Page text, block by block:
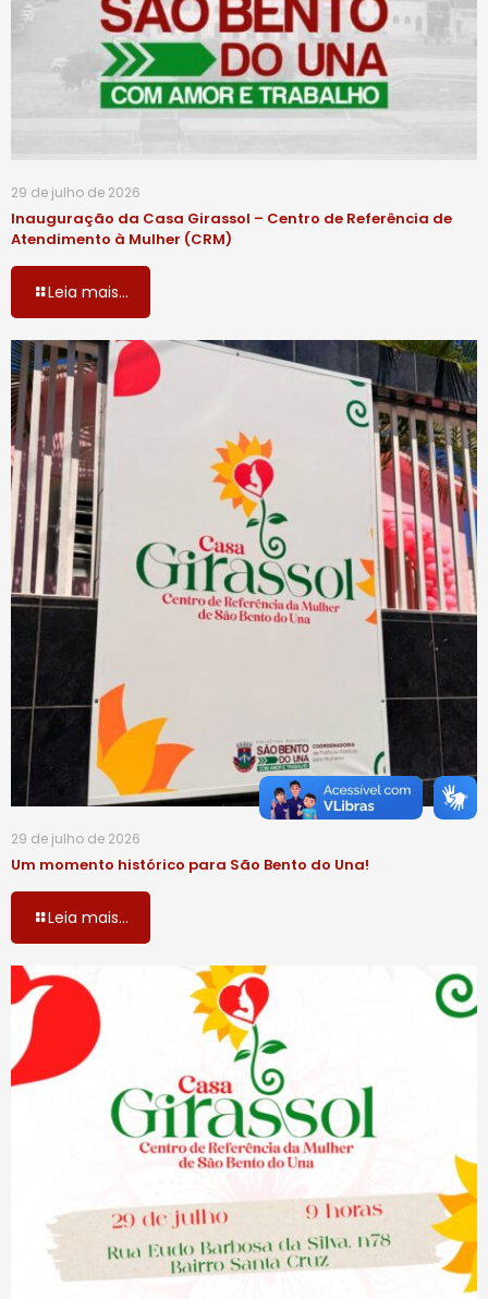
29 de julho de 2026
Inauguração da Casa Girassol – Centro de Referência de
Atendimento à Mulher (CRM)
Leia mais...
29 de julho de 2026
Um momento histórico para São Bento do Una!
Leia mais...